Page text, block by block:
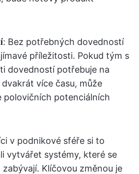
: Bez potřebných dovedností
příležitosti. Pokud tým s
dovedností potřebuje na
více času, může
polovičních potenciálních
v podnikové sféře si to
vytvářet systémy, které se
Klíčovou změnou je